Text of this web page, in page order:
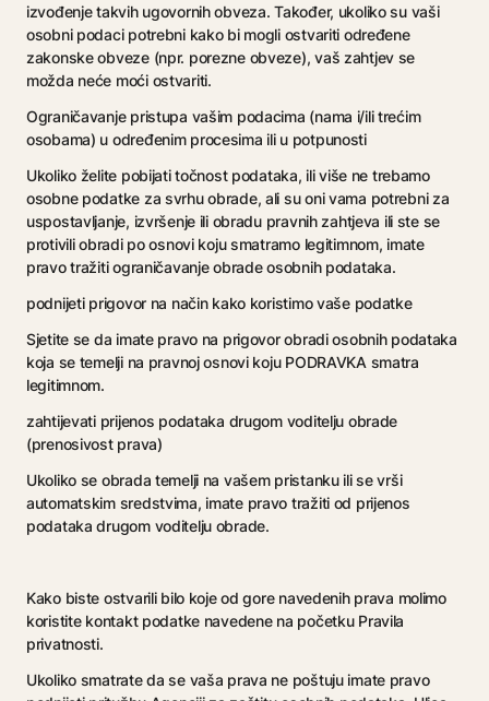
izvođenje takvih ugovornih obveza. Također, ukoliko su vaši
osobni podaci potrebni kako bi mogli ostvariti određene
zakonske obveze (npr. porezne obveze), vaš zahtjev se
možda neće moći ostvariti.
Ograničavanje pristupa vašim podacima (nama i/ili trećim
osobama) u određenim procesima ili u potpunosti
Ukoliko želite pobijati točnost podataka, ili više ne trebamo
osobne podatke za svrhu obrade, ali su oni vama potrebni za
uspostavljanje, izvršenje ili obradu pravnih zahtjeva ili ste se
protivili obradi po osnovi koju smatramo legitimnom, imate
pravo tražiti ograničavanje obrade osobnih podataka.
podnijeti prigovor na način kako koristimo vaše podatke
Sjetite se da imate pravo na prigovor obradi osobnih podataka
koja se temelji na pravnoj osnovi koju PODRAVKA smatra
legitimnom.
zahtijevati prijenos podataka drugom voditelju obrade
(prenosivost prava)
Ukoliko se obrada temelji na vašem pristanku ili se vrši
automatskim sredstvima, imate pravo tražiti od prijenos
podataka drugom voditelju obrade.
Kako biste ostvarili bilo koje od gore navedenih prava molimo
koristite kontakt podatke navedene na početku Pravila
privatnosti.
Ukoliko smatrate da se vaša prava ne poštuju imate pravo